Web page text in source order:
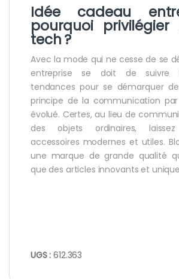
Idée cadeau
pourquoi
tech ?
Avec la mode qui ne cesse de se
entreprise se doit de suivre
tendances pour se démarquer
principe de la communication par
évolué. Certes, au lieu de
des objets ordinaires,
accessoires modernes et utiles.
une marque de grande qualité
que des articles innovants et
UGS :612.363